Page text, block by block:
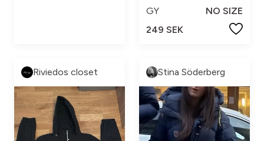
GY
NO SIZE
249 SEK
Riviedos closet Stina Söderberg